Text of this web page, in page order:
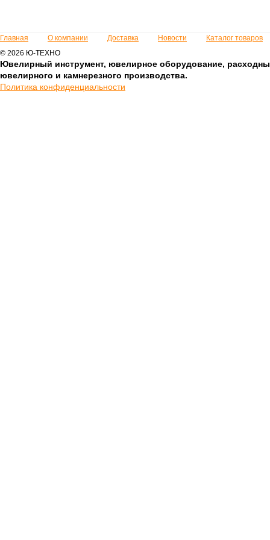
Главная О компании Доставка Новости
Каталог товаров
© 2026 Ю-ТЕХНО
Ювелирный инструмент, ювелирное оборудование,
ювелирного и камнерезного производства.
Политика конфиденциальности